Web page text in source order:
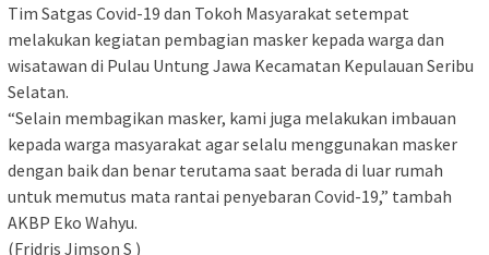
Tim Satgas Covid-19 dan Tokoh Masyarakat setempat
melakukan kegiatan pembagian masker kepada warga dan
wisatawan di Pulau Untung Jawa Kecamatan Kepulauan Seribu
Selatan.
“Selain membagikan masker, kami juga melakukan imbauan
kepada warga masyarakat agar selalu menggunakan masker
dengan baik dan benar terutama saat berada di luar rumah
untuk memutus mata rantai penyebaran Covid-19,” tambah
AKBP Eko Wahyu.
(Fridris Jimson S )